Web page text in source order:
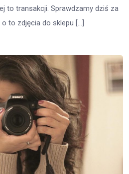
to transakcji. Sprawdzamy dziś za
to zdjęcia do sklepu […]